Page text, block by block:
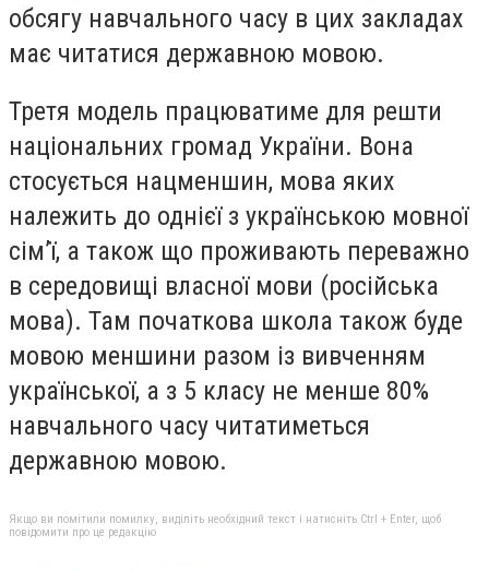
обсягу навчального часу в цих закладах
має читатися державною мовою.
Третя модель працюватиме для решти
національних громад України. Вона
стосується нацменшин, мова яких
належить до однієї з українською мовної
сім’ї, а також що проживають переважно
в середовищі власної мови (російська
мова). Там початкова школа також буде
мовою меншини разом із вивченням
української, а з 5 класу не менше 80%
навчального часу читатиметься
державною мовою.
Якщо ви помітили помилку, виділіть необхідний текст і натисніть Ctrl + Enter, щоб
повідомити про це редакцію